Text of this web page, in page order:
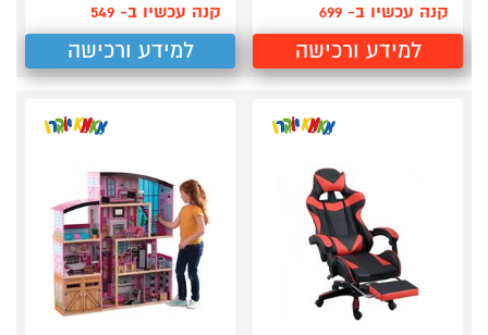
קנה עכשיו ב- 699
למידע ורכישה
קנה עכשיו ב- 549
למידע ורכישה